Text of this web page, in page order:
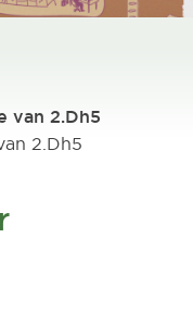
van 2.Dh5
2.Dh5